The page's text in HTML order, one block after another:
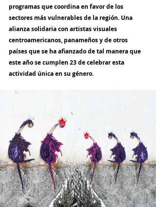
programas que coordina en favor de los
sectores más vulnerables de la región. Una
alianza solidaria con artistas visuales
centroamericanos, panameños y de otros
países que se ha afianzado de tal manera que
este año se cumplen 23 de celebrar esta
actividad única en su género.